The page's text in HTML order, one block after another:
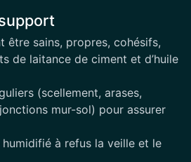
être sains, propres, cohésifs,
de laitance de ciment et d’huile
(scellement, arases,
mur-sol) pour assurer
à refus la veille et le